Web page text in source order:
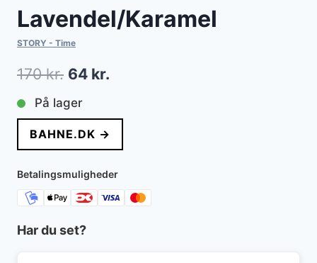
Lavendel/Karamel
STORY - Time
170kr. Den
oprindelige
pris
var:
170 kr..
64 kr.
pris
er:
64 kr..
På lager
BAHNE.DK →
Betalingsmuligheder
Har du set?